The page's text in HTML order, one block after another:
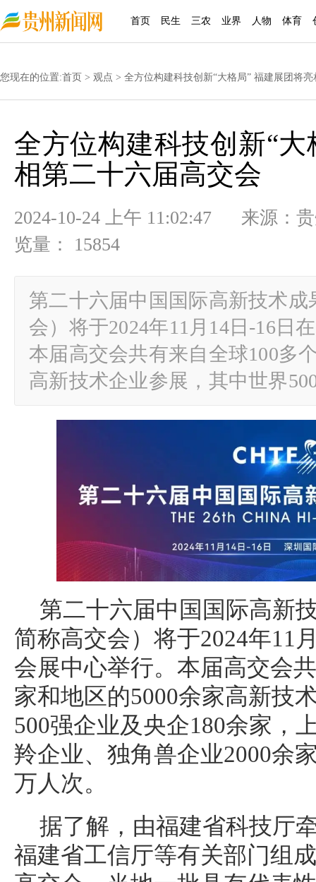
首页 民生 三农 业界 人物 体育
您现在的位置:首页 > 观点 > 全方位构建科技创新“大格局” 福建展团将
全方位构建科技创新“
相第二十六届高交会
2024-10-24 上午 11:02:47 来源
览量： 15854
第二十六届中国国际高新技术
会）将于2024年11月14日-16日
本届高交会共有来自全球100多
高新技术企业参展，其中世界
第二十六届中国国际高新
简称高交会）将于2024年11
会展中心举行。本届高交会
家和地区的5000余家高新技
500强企业及央企180余家，
羚企业、独角兽企业2000余
万人次。
据了解，由福建省科技厅
福建省工信厅等有关部门组